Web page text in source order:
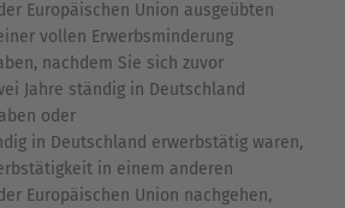
Europäischen Union ausgeübten
vollen Erwerbsminderung
nachdem Sie sich zuvor
Jahre ständig in Deutschland
oder
in Deutschland erwerbstätig waren,
in einem anderen
Europäischen Union nachgehen,